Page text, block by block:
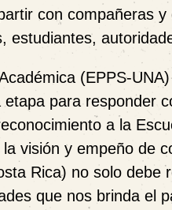
con compañeras
estudiantes,
(EPPS-
para responder
a la
visión y empeño de
Rica) no solo debe
que nos brinda el